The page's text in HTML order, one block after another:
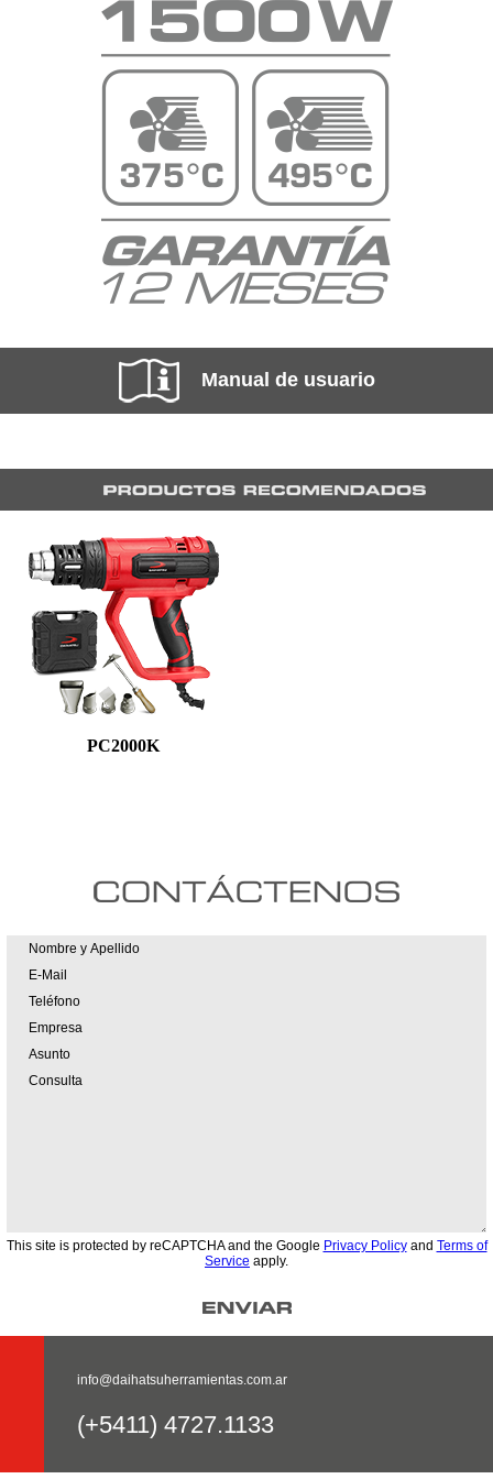
Manual de usuario
PC2000K
info@daihatsuherramientas.com.ar
(+5411) 4727.1133
This site is protected by reCAPTCHA and the Google Privacy Policyand Terms of
Service apply.